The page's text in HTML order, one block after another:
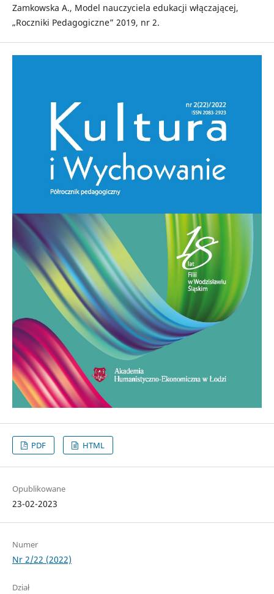
Zamkowska A., Model nauczyciela edukacji włączającej,
„Roczniki Pedagogiczne” 2019, nr 2.
PDF HTML
Opublikowane
23-02-2023
Numer
Nr 2/22 (2022)
Dział